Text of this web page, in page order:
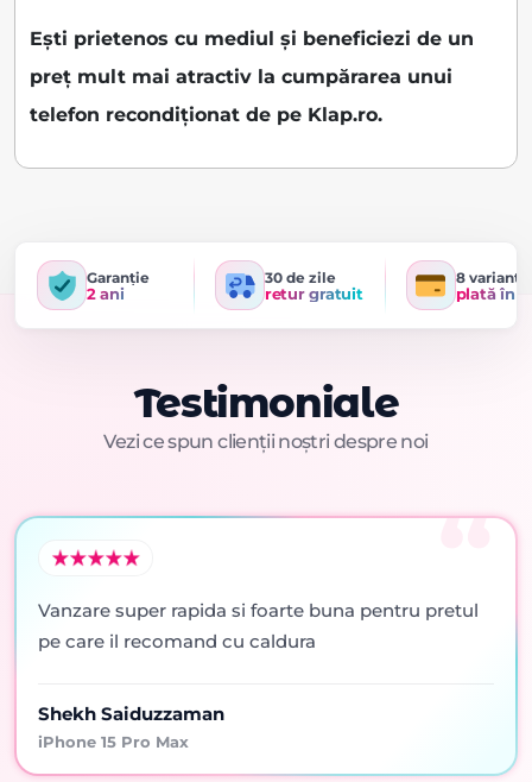
Ești prietenos cu mediul și beneficiezi de un
preț mult mai atractiv la cumpărarea unui
telefon recondiționat de pe Klap.ro.
Garanție
2 ani
30 de zile
retur gratuit
8 variante
plată în
Testimoniale
Vezi ce spun clienții noștri despre noi
Vanzare super rapida si foarte buna pentru pretul
pe care il recomand cu caldura
Shekh Saiduzzaman
iPhone 15 Pro Max